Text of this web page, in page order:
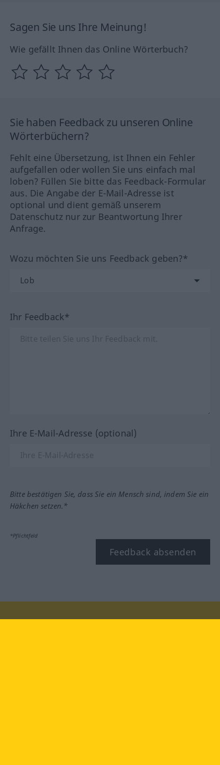
Sagen Sie uns Ihre Meinung!
Wie gefällt Ihnen das Online Wörterbuch?
Sie haben Feedback zu unseren Online
Wörterbüchern?
Fehlt eine Übersetzung, ist Ihnen ein Fehler
aufgefallen oder wollen Sie uns einfach mal
loben? Füllen Sie bitte das Feedback-Formular
aus. Die Angabe der E-Mail-Adresse ist
optional und dient gemäß unserem
Datenschutz nur zur Beantwortung Ihrer
Anfrage.
Wozu möchten Sie uns Feedback geben?*
Ihr Feedback*
Ihre E-Mail-Adresse (optional)
Bitte bestätigen Sie, dass Sie ein Mensch sind, indem Sie ein
Häkchen setzen.*
*Pflichtfeld
Feedback absenden